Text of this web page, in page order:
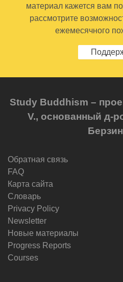
материал кажется вам
рассмотрите
ежемесячного
Study Buddhism –
V., основанный д-
Обратная связь
FAQ
Карта сайта
Словарь
Privacy Policy
Newsletter
Новые материалы
Progress Reports
Courses